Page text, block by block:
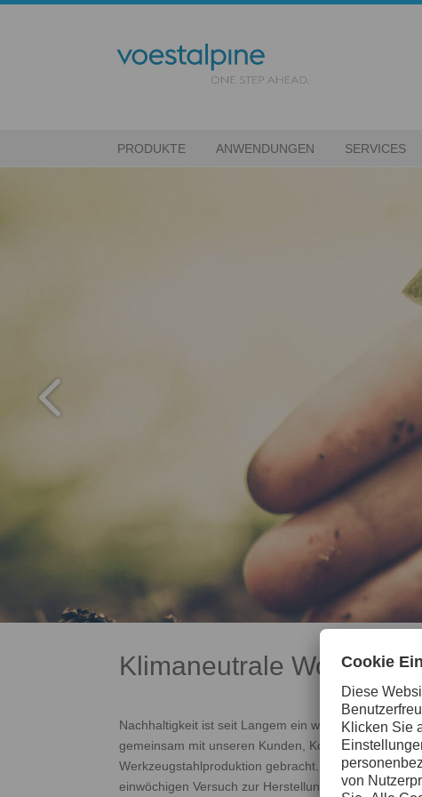
PRODUKTE ANWENDUNGEN SERVICES
Klimaneutrale Woche
Nachhaltigkeit ist seit Langem ein wichtiger
gemeinsam mit unseren Kunden, Kollegen und der
Werkzeugstahlproduktion gebracht. Trotz
einwöchigen Versuch zur Herstellung von